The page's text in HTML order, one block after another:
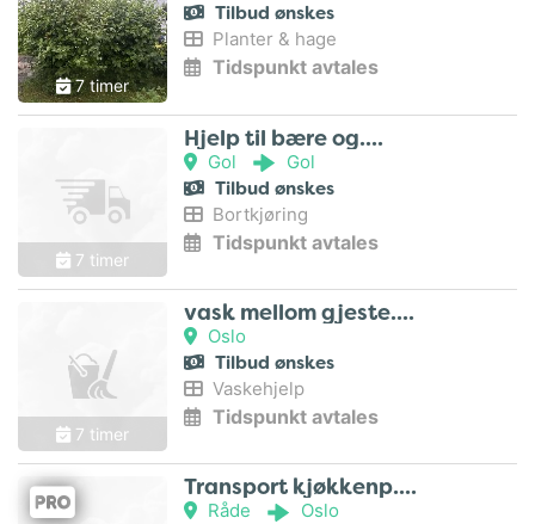
7 timer
Tilbud ønskes
Planter & hage
Tidspunkt avtales
7 timer
Hjelp til bære og..
Gol Gol
Tilbud ønskes
Bortkjøring
Tidspunkt avtales
7 timer
vask mellom gjeste..
Oslo
Tilbud ønskes
Vaskehjelp
Tidspunkt avtales
Transport kjøkkenp..
Råde Oslo